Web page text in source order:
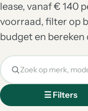
lease, vanaf € 140
voorraad, filter op
budget en
☰ Filters